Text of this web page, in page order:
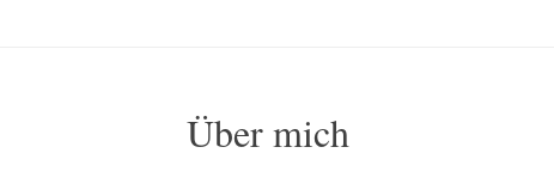
Über mich